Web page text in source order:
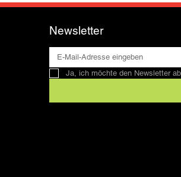
Newsletter
Ja, ich möchte den Newsletter